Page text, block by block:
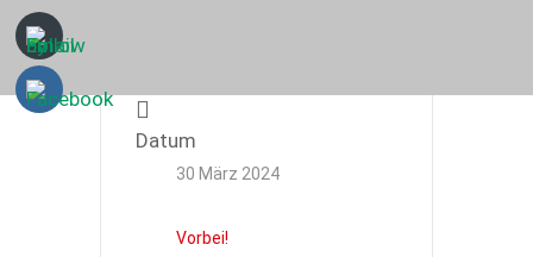
Datum
30 März 2024
Vorbei!